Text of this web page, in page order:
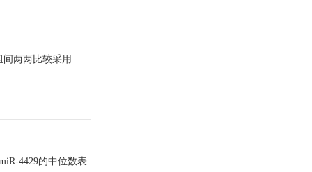
两两比较采用
4429的中位数表